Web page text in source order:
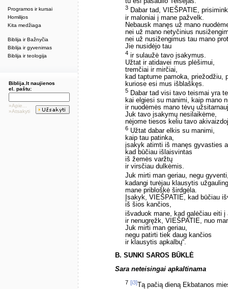
Programos ir kursai
Homilijos
Kita medžiaga
Biblija ir Bažnyčia
Biblija ir gyvenimas
Biblija ir teologija
Biblija.lt naujienos
el. paštu:
»Apie...
»Atsakyti
3 Dabar tad, VIEŠPATIE,
ir maloniai į mane pažvelk.
Nebausk manęs už mano
nei už mano netyčinius
nei už nusižengimus tau mano
Jie nusidėjo tau
4 ir sulaužė tavo įsakymus.
Užtat ir atidavei mus plėšimui,
tremčiai ir mirčiai,
kad taptume pamoka, priežodžiu,
kuriose esi mus išblaškęs.
5 Dabar tad visi tavo teismai yra
kai elgiesi su manimi, kaip mano
ir nuodėmės mano tėvų
Juk tavo įsakymų nesilaikėme,
nėjome tiesos keliu tavo
6 Užtat dabar elkis su manimi,
kaip tau patinka,
įsakyk atimti iš manęs gyvasties
kad būčiau išlaisvintas
iš žemės varžtų
ir virsčiau dulkėmis.
Juk mirti man geriau, negu
kadangi turėjau klausytis
mane pribloškė širdgėla.
Įsakyk, VIEŠPATIE, kad būčiau
iš šios kančios,
išvaduok mane, kad galėčiau eiti į
ir nenugręžk, VIEŠPATIE, nuo
Juk mirti man geriau,
negu patirti tiek daug kančios
ir klausytis apkalbų“.
B. SUNKI SAROS BŪKLĖ
Sara neteisingai apkaltinama
7 [i3] Tą pačią dieną Ekbatanos